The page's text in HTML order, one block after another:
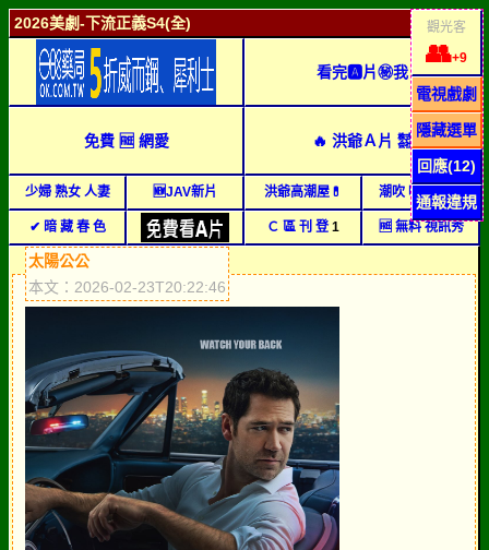
觀光客
👥+9
電視戲劇
隱藏選單
回應(12)
通報違規
2026美劇-下流正義S4(全)
看完🅰片㊙我
免費 🆓 網愛 🔥 洪爺Ａ片 ㍿
少婦 熟女 人妻 🆕JAV新片 洪爺高潮屋💊 潮吹 噴水 直播
✔ 暗 藏 春 色 Ｃ 區 刊 登1 🆓 無料 視訊秀
太陽公公
本文：2026-02-23T20:22:46